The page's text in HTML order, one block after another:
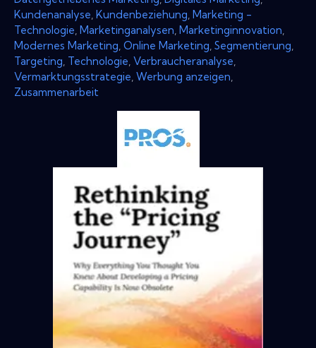
Kundenanalyse Kundenbeziehung Marketing -
Technologie Marketinganalysen Marketinginnovation
Modernes Marketing Online Marketing Segmentierung
Targeting Technologie Verbraucheranalyse
Vermarktungsstrategie Werbung anzeigen
Zusammenarbeit